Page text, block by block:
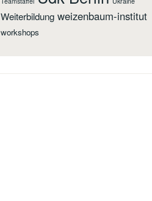
Weiterbildung weizenbaum-institut
workshops